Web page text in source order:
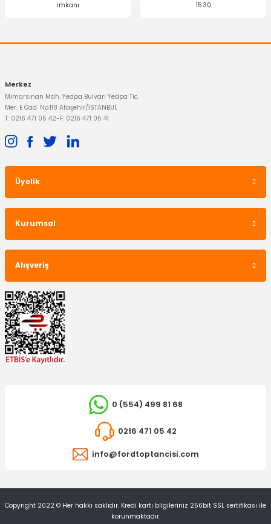
imkanı
15:30
Merkez
Mimarsinan Mah. Yedpa Bulvarı Yedpa Tic.
Mer. E Cad. No:118 Ataşehir/İSTANBUL
T: 0216 471 05 42-F: 0216 471 05 41
Üyelik
Kurumsal
Alışveriş
0 (554) 499 81 68
0216 471 05 42
info@fordtoptancisi.com
Copyright 2022 © Her hakkı saklıdır. Kredi kartı bilgileriniz 256bit SSL sertifikası ile
korunmaktadır.